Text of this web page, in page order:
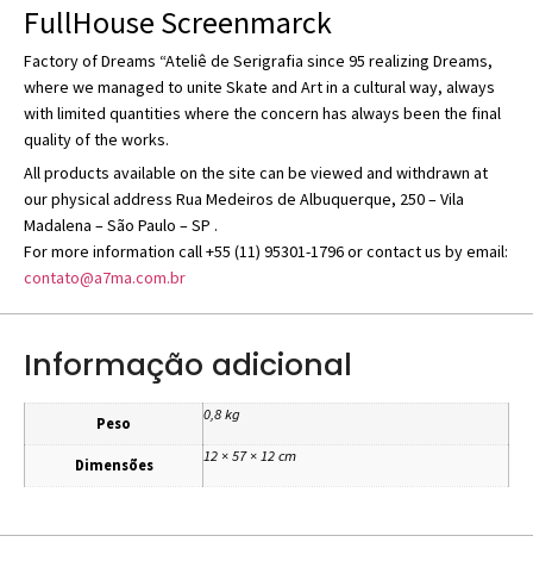
FullHouse Screenmarck
Factory of Dreams “Ateliê de Serigrafia since 95 realizing Dreams,
where we managed to unite Skate and Art in a cultural way, always
with limited quantities where the concern has always been the final
quality of the works.
All products available on the site can be viewed and withdrawn at
our physical address Rua Medeiros de Albuquerque, 250 – Vila
Madalena – São Paulo – SP .
For more information call +55 (11) 95301-1796 or contact us by email:
contato@a7ma.com.br
Informação adicional
Peso
0,8 kg
Dimensões
12 × 57 × 12 cm